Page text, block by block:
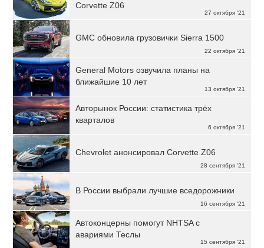
27 октября '21
Corvette Z06
22 октября '21
GMC обновила грузовички Sierra 1500
13 октября '21
General Motors озвучила планы на
ближайшие 10 лет
6 октября '21
Авторынок России: статистика трёх
кварталов
28 сентября '21
Chevrolet анонсировал Corvette Z06
16 сентября '21
В России выбрали лучшие вседорожники
15 сентября '21
Автоконцерны помогут NHTSA с
авариями Теслы